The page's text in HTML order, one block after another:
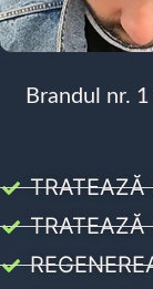
Brandul nr.
TRATEAZĂ